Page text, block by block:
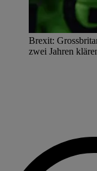
Brexit:
zwei Jahren